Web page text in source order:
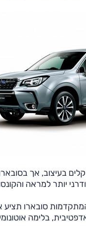
בעיצוב, אך
יותר למראה
בלימה